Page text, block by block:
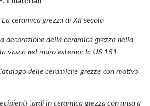
La ceramica grezza di XII secolo
decorazione della ceramica grezza nella
vasca nel muro esterno: la US 151
delle ceramiche grezze con motivo
tardi in ceramica grezza con ansa a